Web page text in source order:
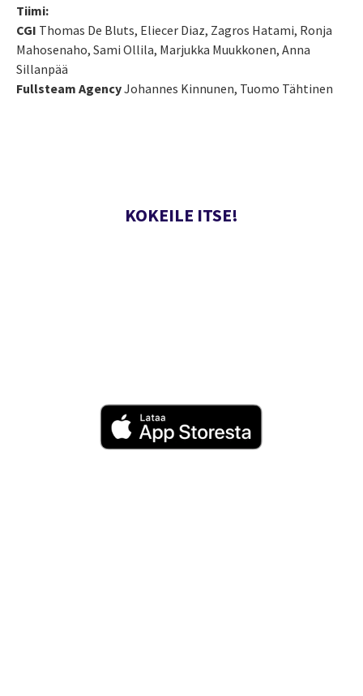
Tiimi:
CGI Thomas De Bluts, Eliecer Diaz, Zagros Hatami, Ronja
Mahosenaho, Sami Ollila, Marjukka Muukkonen, Anna
Sillanpää
Fullsteam AgencyJohannes Kinnunen, Tuomo Tähtinen
KOKEILE ITSE!